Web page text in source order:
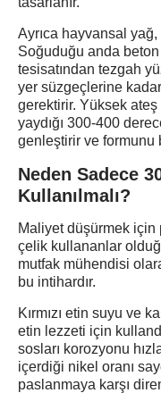
Ayrıca hayvansal
Soğuduğu anda
tesisatından tezgah
yer süzgeçlerine
gerektirir. Yüksek ateş
yaydığı 300-400
genleştirir ve formunu
Neden Sadece
Kullanılmalı?
Maliyet düşürmek için
çelik kullananlar
mutfak mühendisi
bu intihardır.
Kırmızı etin suyu ve
etin lezzeti için
sosları korozyonu
içerdiği nikel oranı
paslanmaya karşı